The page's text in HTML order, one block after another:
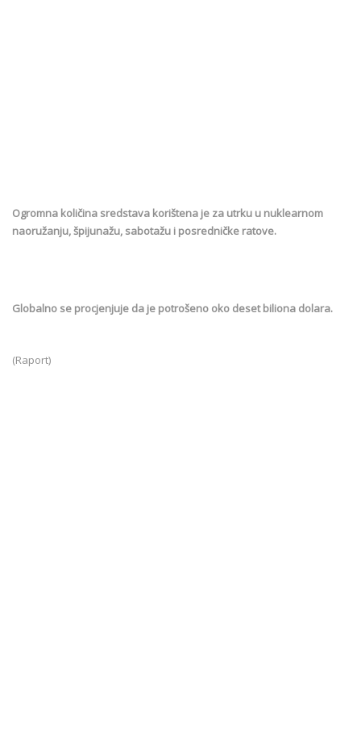
Ogromna količina sredstava korištena je za utrku u nuklearnom
naoružanju, špijunažu, sabotažu i posredničke ratove.
Globalno se procjenjuje da je potrošeno oko deset biliona dolara.
(Raport)